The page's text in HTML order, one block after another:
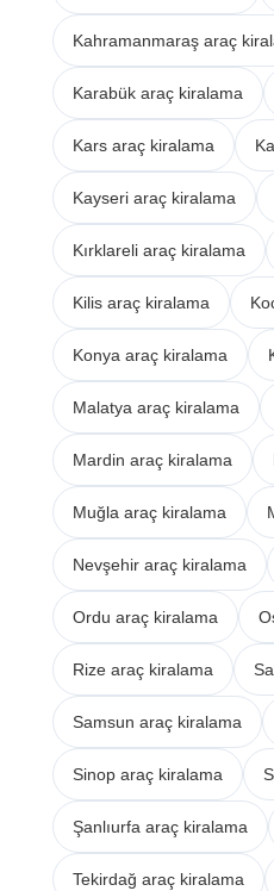
Kahramanmaraş araç
Karabük araç kiralama
Kars araç kiralama
Kayseri araç kiralama
Kırklareli araç kiralama
Kilis araç kiralama
Konya araç kiralama
Malatya araç kiralama
Mardin araç kiralama
Muğla araç kiralama
Nevşehir araç kiralama
Ordu araç kiralama
Rize araç kiralama
Samsun araç kiralama
Sinop araç kiralama
Şanlıurfa araç kiralama
Tekirdağ araç kiralama